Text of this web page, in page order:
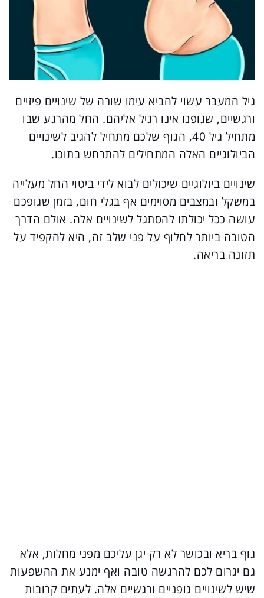
גיל המעבר עשוי להביא עימו שורה של שינויים פיזיים
ורגשיים, שגופנו אינו רגיל אליהם. החל מהרגע שבו
מתחיל גיל 40, הגוף שלכם מתחיל להגיב לשינויים
הביולוגיים האלה המתחילים להתרחש בתוכו.
שינויים ביולוגיים שיכולים לבוא לידי ביטוי החל מעלייה
במשקל ובמצבים מסוימים אף בגלי חום, בזמן שגופכם
עושה ככל יכולתו להסתגל לשינויים אלה. אולם הדרך
הטובה ביותר לחלוף על פני שלב זה, היא להקפיד על
תזונה בריאה.
גוף בריא ובכושר לא רק יגן עליכם מפני מחלות, אלא
גם יגרום לכם להרגשה טובה ואף ימנע את ההשפעות
שיש לשינויים גופניים ורגשיים אלה. לעתים קרובות